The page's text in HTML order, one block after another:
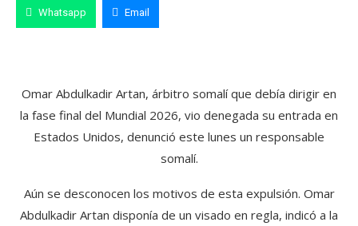
Whatsapp Email
Omar Abdulkadir Artan, árbitro somalí que debía dirigir en
la fase final del Mundial 2026, vio denegada su entrada en
Estados Unidos, denunció este lunes un responsable
somalí.
Aún se desconocen los motivos de esta expulsión. Omar
Abdulkadir Artan disponía de un visado en regla, indicó a la